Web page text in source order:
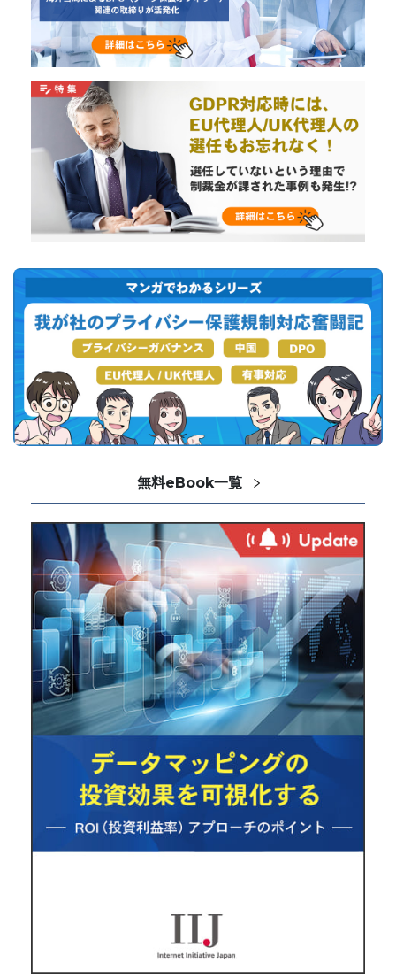
無料eBook一覧